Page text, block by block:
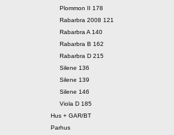
Plommon II 178
Rabarbra 2008 121
Rabarbra A 140
Rabarbra B 162
Rabarbra D 215
Silene 136
Silene 139
Silene 146
Viola D 185
Hus + GAR/BT
Parhus